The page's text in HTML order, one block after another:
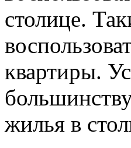
столице.
квартиры.
жилья в